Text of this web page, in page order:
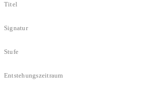
Titel
Signatur
Stufe
Entstehungszeitraum